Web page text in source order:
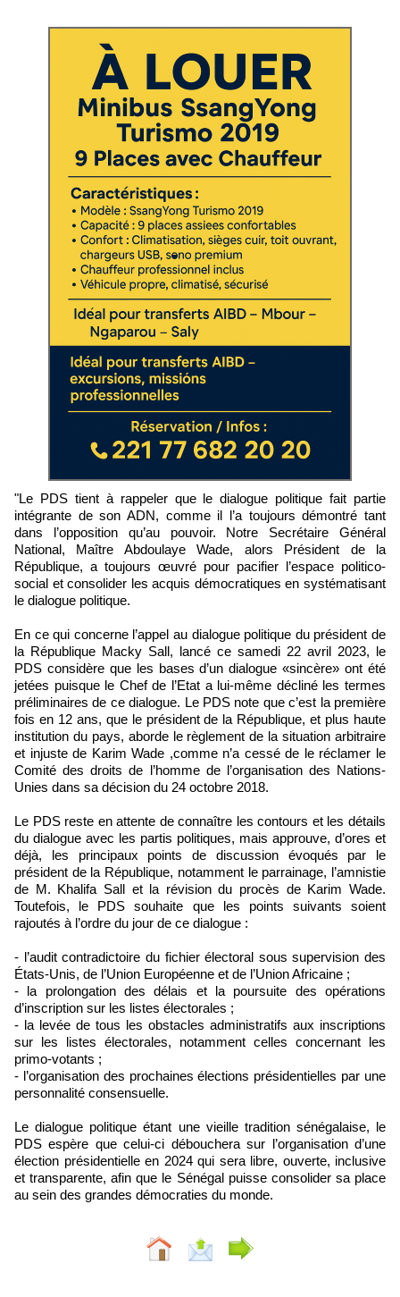
"Le PDS tient à rappeler que le dialogue politique fait partie
intégrante de son ADN, comme il l’a toujours démontré tant
dans l’opposition qu’au pouvoir. Notre Secrétaire Général
National, Maître Abdoulaye Wade, alors Président de la
République, a toujours œuvré pour pacifier l’espace politico-
social et consolider les acquis démocratiques en systématisant
le dialogue politique.
En ce qui concerne l’appel au dialogue politique du président de
la République Macky Sall, lancé ce samedi 22 avril 2023, le
PDS considère que les bases d’un dialogue «sincère» ont été
jetées puisque le Chef de l’Etat a lui-même décliné les termes
préliminaires de ce dialogue. Le PDS note que c’est la première
fois en 12 ans, que le président de la République, et plus haute
institution du pays, aborde le règlement de la situation arbitraire
et injuste de Karim Wade ,comme n’a cessé de le réclamer le
Comité des droits de l’homme de l’organisation des Nations-
Unies dans sa décision du 24 octobre 2018.
Le PDS reste en attente de connaître les contours et les détails
du dialogue avec les partis politiques, mais approuve, d’ores et
déjà, les principaux points de discussion évoqués par le
président de la République, notamment le parrainage, l’amnistie
de M. Khalifa Sall et la révision du procès de Karim Wade.
Toutefois, le PDS souhaite que les points suivants soient
rajoutés à l’ordre du jour de ce dialogue :
- l’audit contradictoire du fichier électoral sous supervision des
États-Unis, de l’Union Européenne et de l’Union Africaine ;
- la prolongation des délais et la poursuite des opérations
d’inscription sur les listes électorales ;
- la levée de tous les obstacles administratifs aux inscriptions
sur les listes électorales, notamment celles concernant les
primo-votants ;
- l’organisation des prochaines élections présidentielles par une
personnalité consensuelle.
Le dialogue politique étant une vieille tradition sénégalaise, le
PDS espère que celui-ci débouchera sur l’organisation d’une
élection présidentielle en 2024 qui sera libre, ouverte, inclusive
et transparente, afin que le Sénégal puisse consolider sa place
au sein des grandes démocraties du monde.